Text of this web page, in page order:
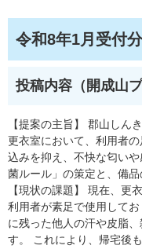
令和8年1月受付分
投稿内容（開成山
【提案の主旨】 郡山しん
更衣室において、利用者
込みを抑え、不快な匂い
菌ルール」の策定と、備品
【現状の課題】 現在、更
利用者が素足で使用して
に残った他人の汗や皮脂
す。 これにより、帰宅後